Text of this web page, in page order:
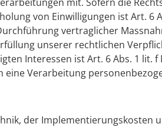
von Einwilligungen ist Art. 6
vertraglicher
unserer rechtlichen
Interessen ist Art. 6 Abs. 1 lit. f
Verarbeitung
der Implementierungskosten